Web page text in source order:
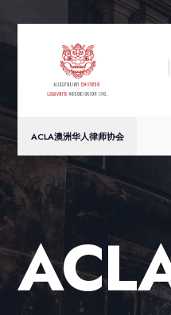
ACLA澳洲华人律师协会